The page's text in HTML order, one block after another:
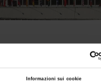
Informazioni sui cookie